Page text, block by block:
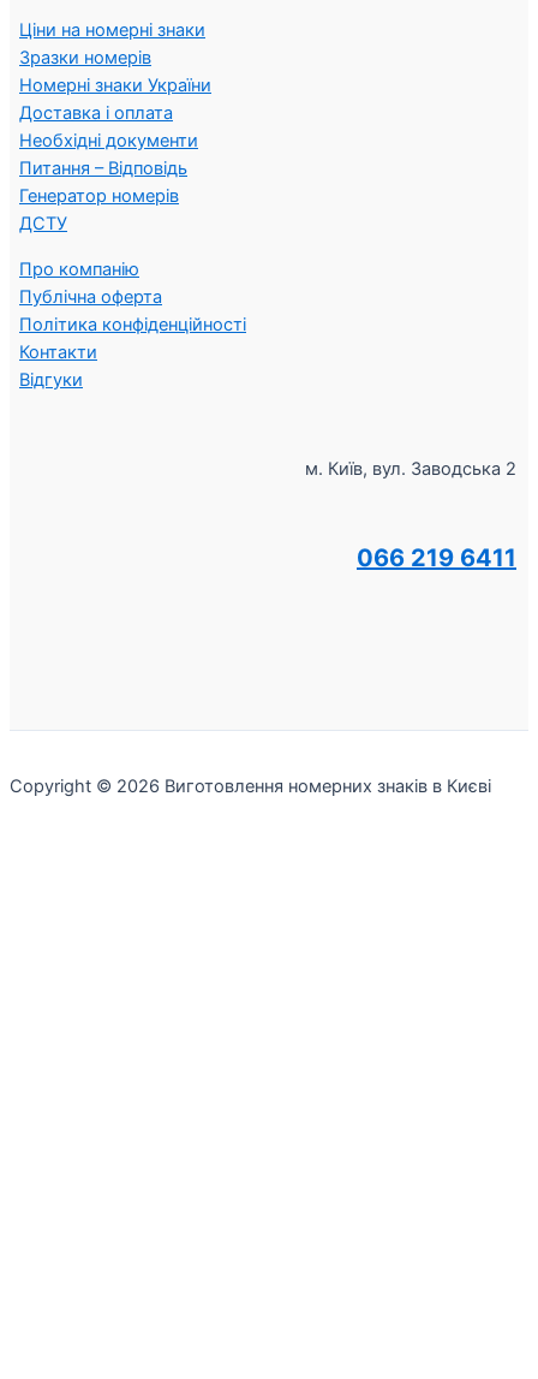
Ціни на номерні знаки
Зразки номерів
Номерні знаки України
Доставка і оплата
Необхідні документи
Питання – Відповідь
Генератор номерів
ДСТУ
Про компанію
Публічна оферта
Політика конфіденційності
Контакти
Відгуки
м. Київ, вул. Заводська 2
066 219 6411
Copyright © 2026 Виготовлення номерних знаків в Києві